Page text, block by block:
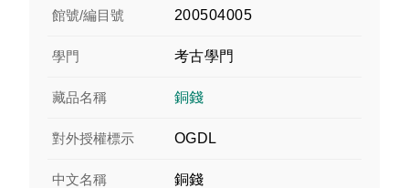
館號/編目號 200504005
學門 考古學門
藏品名稱 銅錢
對外授權標示 OGDL
中文名稱 銅錢